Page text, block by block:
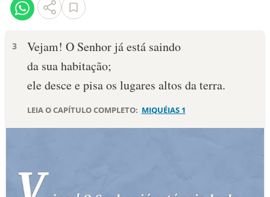
VERSÍCULOS
PALAVRA DO DIA
DEVOCIONAL DIÁRIO
ESTUDOS BÍBLICOS
3
Vejam! O Senhor já está saindo
da sua habitação;
ele desce e pisa os lugares altos da terra.
LEIA O CAPÍTULO COMPLETO: MIQUÉIAS 1